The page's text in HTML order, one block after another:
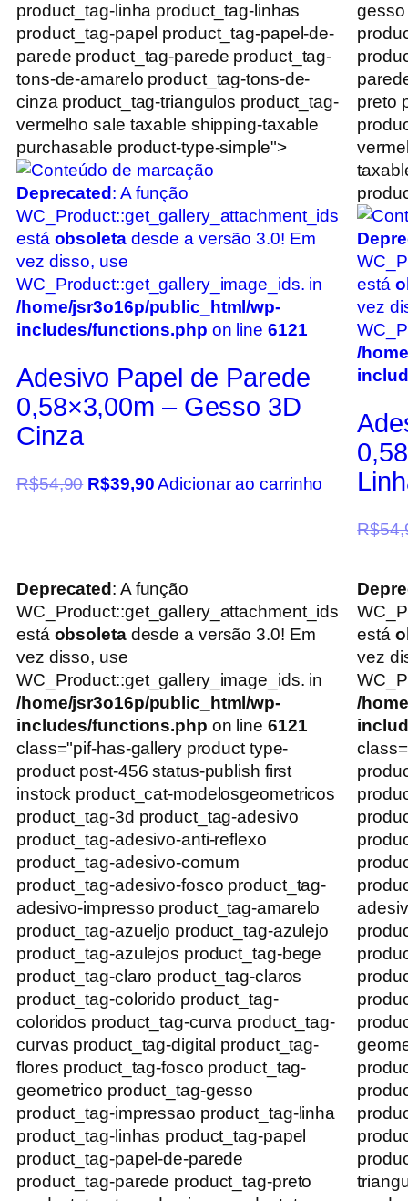
product_tag-linha product_tag-linhas
product_tag-papel product_tag-papel-de-
parede product_tag-parede product_tag-
tons-de-amarelo product_tag-tons-de-
cinza product_tag-triangulos product_tag-
vermelho sale taxable shipping-taxable
purchasable product-type-simple">
Deprecated : A função
WC_Product::get_gallery_attachment_ids
está obsoletadesde a versão 3.0! Em
vez disso, use
WC_Product::get_gallery_image_ids. in
/home/jsr3o16p/public_html/wp-
includes/functions.php on line 6121
Adesivo Papel de Parede
0,58×3,00m – Gesso 3D
Cinza
R$54,90 R$39,90 Adicionar ao carrinho
preto
está
vez
/
R$
Deprecated: A função
WC_Product::get_gallery_attachment_ids
está obsoletadesde a versão 3.0! Em
vez disso, use
WC_Product::get_gallery_image_ids. in
/home/jsr3o16p/public_html/wp-
includes/functions.php on line 6121
class="pif-has-gallery product type-
product post-456 status-publish first
instock product_cat-modelosgeometricos
product_tag-3d product_tag-adesivo
product_tag-adesivo-anti-reflexo
product_tag-adesivo-comum
product_tag-adesivo-fosco product_tag-
adesivo-impresso product_tag-amarelo
product_tag-azueljo product_tag-azulejo
product_tag-azulejos product_tag-bege
product_tag-claro product_tag-claros
product_tag-colorido product_tag-
coloridos product_tag-curva product_tag-
curvas product_tag-digital product_tag-
flores product_tag-fosco product_tag-
geometrico product_tag-gesso
product_tag-impressao product_tag-linha
product_tag-linhas product_tag-papel
product_tag-papel-de-parede
product_tag-parede product_tag-preto
está
vez
/